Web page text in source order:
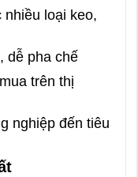
loại keo,
dễ pha chế
trên thị
nghiệp đến tiêu